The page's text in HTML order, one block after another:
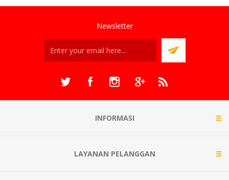
Newsletter
INFORMASI
LAYANAN PELANGGAN